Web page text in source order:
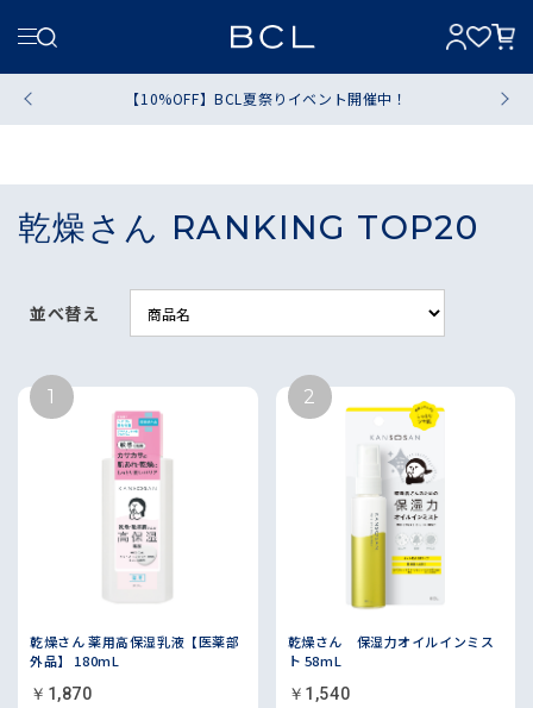
【10%OFF】BCL夏祭りイベント開催中！
乾燥さん RANKING TOP20
並べ替え
乾燥さん 薬用高保湿乳液【医薬部
外品】 180mL
￥1,870
乾燥さん 保湿力オイルインミス
ト 58mL
￥1,540